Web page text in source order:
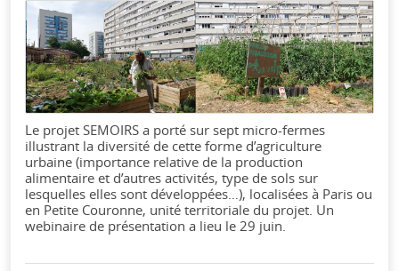
Le projet SEMOIRS a porté sur sept micro-fermes
illustrant la diversité de cette forme d’agriculture
urbaine (importance relative de la production
alimentaire et d’autres activités, type de sols sur
lesquelles elles sont développées…), localisées à Paris ou
en Petite Couronne, unité territoriale du projet. Un
webinaire de présentation a lieu le 29 juin.